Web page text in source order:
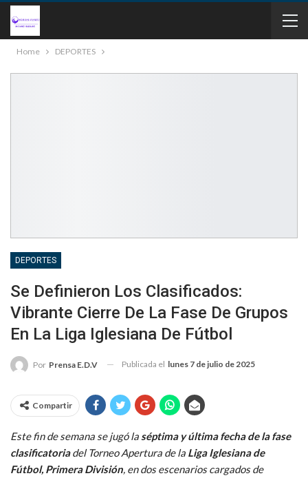
Home DEPORTES
DEPORTES
Se Definieron Los Clasificados:
Vibrante Cierre De La Fase De Grupos
En La Liga Iglesiana De Fútbol
Por Prensa E.D.V Publicada el lunes 7 de julio de 2025
Compartir
Este fin de semana se jugó la séptima y última fecha de la fase
clasificatoriadel Torneo Apertura de la Liga Iglesiana de
Fútbol, Primera División, en dos escenarios cargados de